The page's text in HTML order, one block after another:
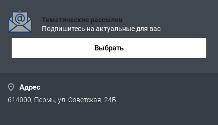
Тематические рассылки
Подпишитесь на актуальные для вас
Выбрать
Адрес
614000, Пермь, ул. Советская, 24Б